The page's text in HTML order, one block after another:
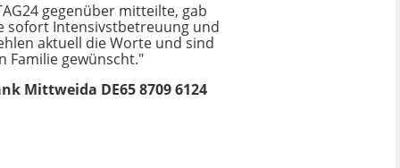
gegenüber mitteilte, gab
sofort Intensivstbetreuung und
aktuell die Worte und sind
Familie gewünscht."
Mittweida DE65 8709 6124